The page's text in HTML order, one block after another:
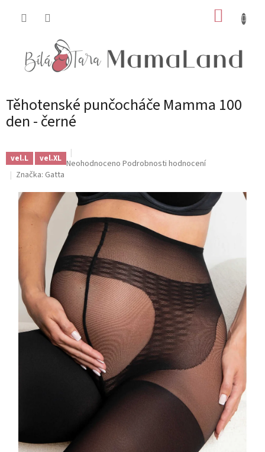
Těhotenské punčocháče Mamma 100
den - černé
vel.L vel.XL Průměrné
0,0
5
hvězdiček.
Neohodnoceno Podrobnosti hodnocení
Značka: Gatta